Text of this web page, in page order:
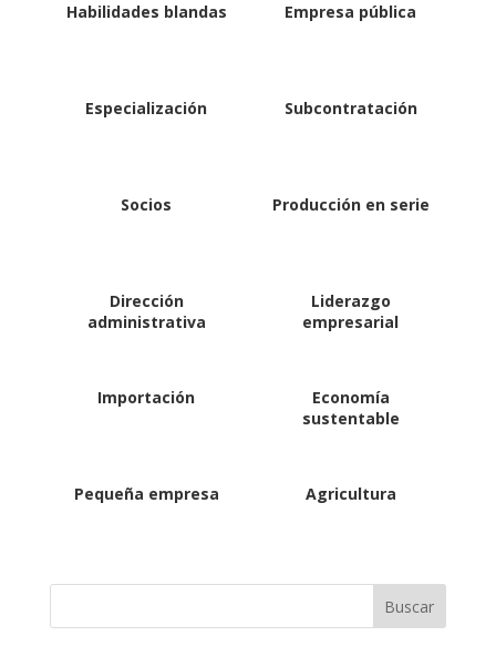
Habilidades blandas Empresa pública
Especialización Subcontratación
Socios Producción en serie
Dirección
administrativa
Liderazgo
empresarial
Importación
Economía
sustentable
Pequeña empresa Agricultura
Buscar